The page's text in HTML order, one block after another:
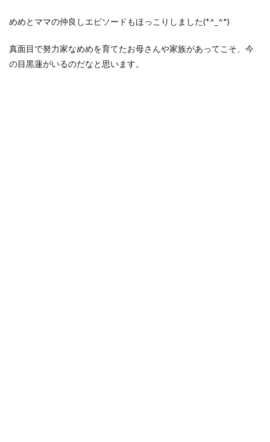
めめとママの仲良しエピソードもほっこりしました(*^_^*)
真面目で努力家なめめを育てたお母さんや家族があってこそ、今
の目黒蓮がいるのだなと思います。